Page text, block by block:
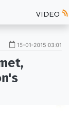
VIDEO
15-01-2015 03:01